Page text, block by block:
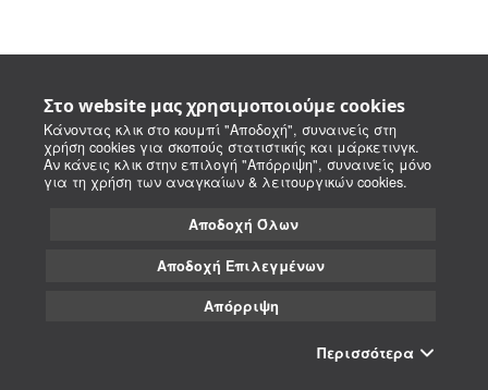
Στο website μας χρησιμοποιούμε cookies
Κάνοντας κλικ στο κουμπί "Αποδοχή", συναινείς στη
χρήση cookies για σκοπούς στατιστικής και μάρκετινγκ.
Αν κάνεις κλικ στην επιλογή "Απόρριψη", συναινείς μόνο
για τη χρήση των αναγκαίων & λειτουργικών cookies.
Αποδοχή Όλων
Αποδοχή Επιλεγμένων
Απόρριψη
Περισσότερα